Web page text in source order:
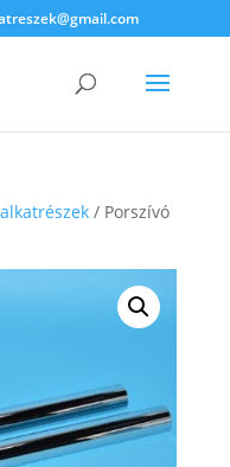
/ Porszívó